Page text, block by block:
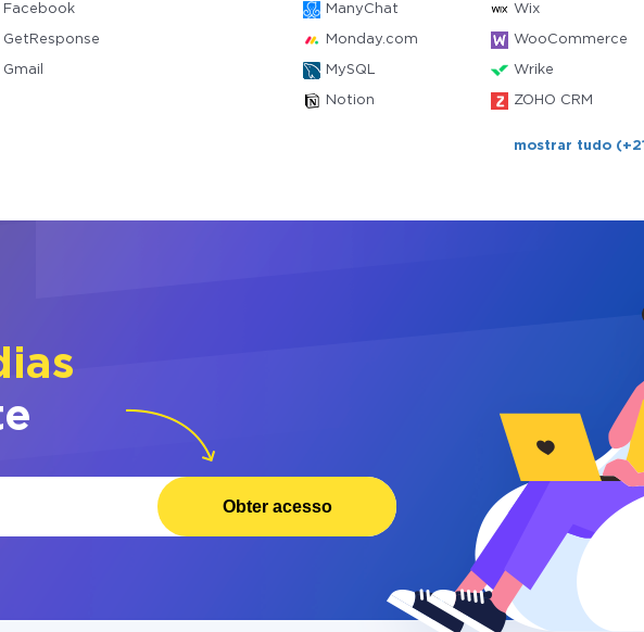
Facebook
GetResponse
Gmail
ManyChat Wix
Monday.com WooCommerce
MySQL Wrike
Notion ZOHO CRM
mostrar tudo
Obter acesso